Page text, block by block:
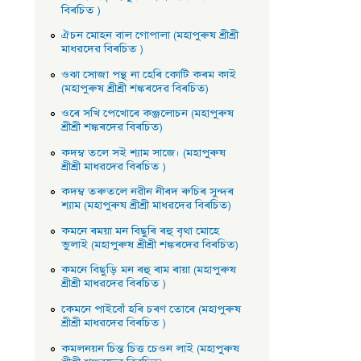
বিৰচিত )
ঐচন মােহন বাল গােপালা (মহাপুৰুষ শ্ৰীশ্ৰী
মাধৱদেৱ বিৰচিত )
ওঝা সােজা পন্থ না হেৰি কোটি কৰম কাই
(মহাপুৰুষ শ্ৰীশ্ৰী শঙ্কৰদেৱ বিৰচিত)
ওৰে সখি পেখােৰে কঞ্জলােচন (মহাপুৰুষ
শ্ৰীশ্ৰী শঙ্কৰদেৱ বিৰচিত)
কদম্ব তলে সই শ্যাম সাজে। (মহাপুৰুষ
শ্ৰীশ্ৰী মাধৱদেৱ বিৰচিত )
কদম্ব তৰুতলে নৱীন নীৰদ ৰুচিৰ সুন্দৰ
শ্যাম (মহাপুৰুষ শ্ৰীশ্ৰী মাধৱদেৱ বিৰচিত)
কমনে ৰময়া মন বিছুৰি ৰহু বৃথা মােহে
ভুলাই (মহাপুৰুষ শ্ৰীশ্ৰী শঙ্কৰদেৱ বিৰচিত)
কমনে বিছুড়ি মন ৰহু ৰাম ৰায়া (মহাপুৰুষ
শ্ৰীশ্ৰী মাধৱদেৱ বিৰচিত )
কেমনে পাইবোঁ হৰি চৰণ তােৰে (মহাপুৰুষ
শ্ৰীশ্ৰী মাধৱদেৱ বিৰচিত )
কমলনয়ন চিন্ত চিত্ত চেওন লাই (মহাপুৰুষ